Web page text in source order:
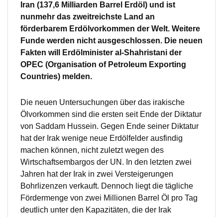
Iran (137,6 Milliarden Barrel Erdöl) und ist
nunmehr das zweitreichste Land an
förderbarem Erdölvorkommen der Welt. Weitere
Funde werden nicht ausgeschlossen. Die neuen
Fakten will Erdölminister al-Shahristani der
OPEC (Organisation of Petroleum Exporting
Countries) melden.
Die neuen Untersuchungen über das irakische
Ölvorkommen sind die ersten seit Ende der Diktatur
von Saddam Hussein. Gegen Ende seiner Diktatur
hat der Irak wenige neue Erdölfelder ausfindig
machen können, nicht zuletzt wegen des
Wirtschaftsembargos der UN. In den letzten zwei
Jahren hat der Irak in zwei Versteigerungen
Bohrlizenzen verkauft. Dennoch liegt die tägliche
Fördermenge von zwei Millionen Barrel Öl pro Tag
deutlich unter den Kapazitäten, die der Irak